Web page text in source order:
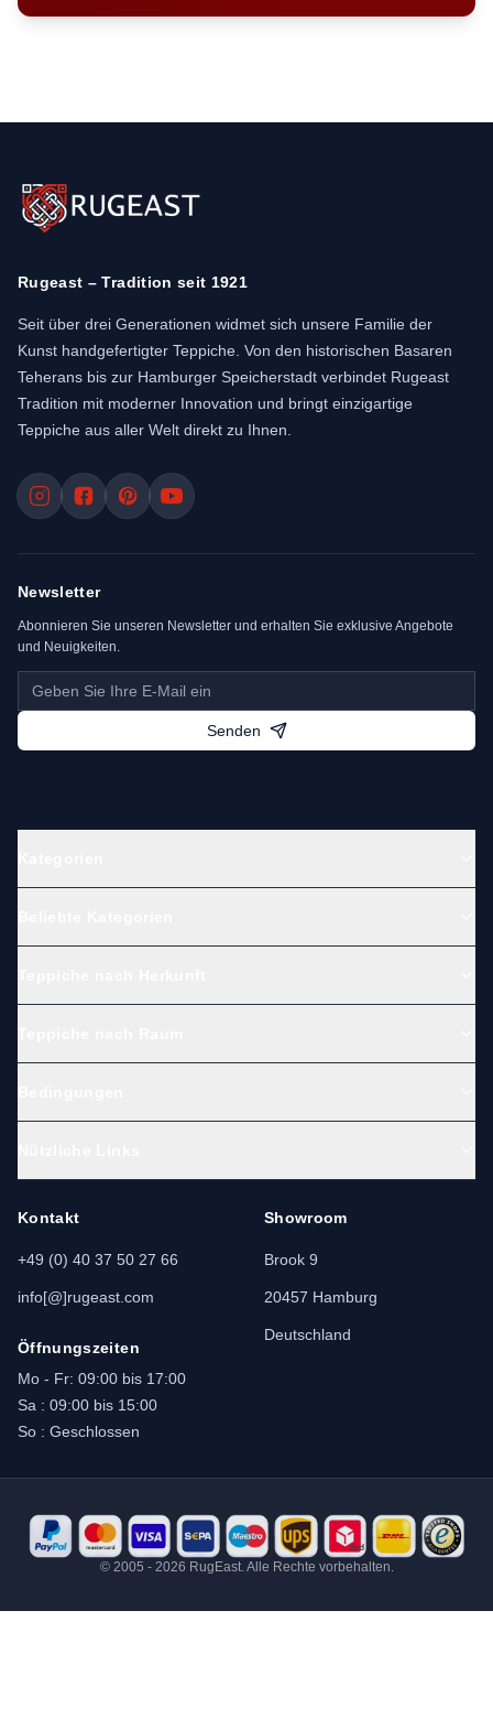
Rugeast – Tradition seit 1921
Seit über drei Generationen widmet sich unsere Familie der
Kunst handgefertigter Teppiche. Von den historischen Basaren
Teherans bis zur Hamburger Speicherstadt verbindet Rugeast
Tradition mit moderner Innovation und bringt einzigartige
Teppiche aus aller Welt direkt zu Ihnen.
Newsletter
Abonnieren Sie unseren Newsletter und erhalten Sie exklusive Angebote
und Neuigkeiten.
Senden
Kontakt
+49 (0) 40 37 50 27 66
info[@]rugeast.com
Öffnungszeiten
Mo - Fr: 09:00 bis 17:00
Sa : 09:00 bis 15:00
So : Geschlossen
Showroom
Brook 9
20457 Hamburg
Deutschland
© 2005 - 2026 RugEast. Alle Rechte vorbehalten.